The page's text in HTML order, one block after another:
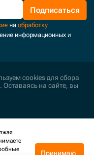
Подписаться
на обработку
информационных и
cookies для сбора
на сайте, вы
Принимаю